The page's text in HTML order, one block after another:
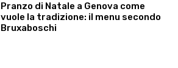
Pranzo di Natale a Genova come
vuole la tradizione: il menu secondo
Bruxaboschi